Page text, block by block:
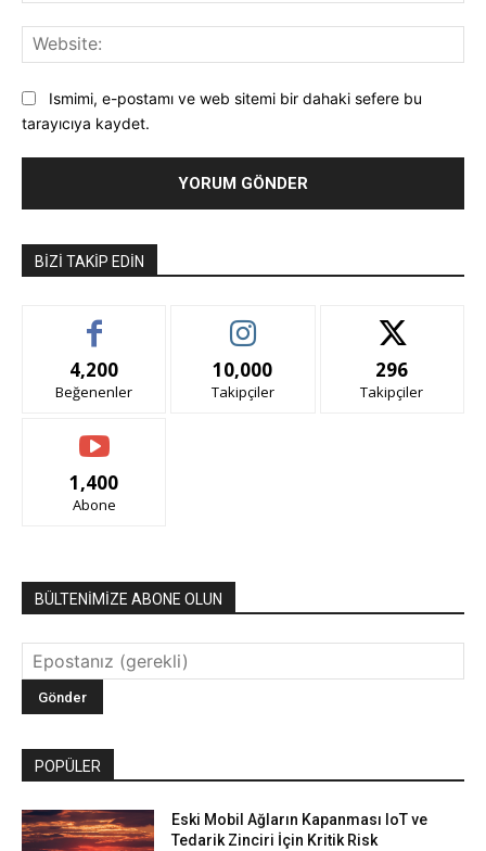
Ismimi, e-postamı ve web sitemi bir dahaki sefere bu
tarayıcıya kaydet.
BIZI TAKIP EDIN
4,200
Beğenenler
10,000
Takipçiler
296
Takipçiler
1,400
Abone
BÜLTENİMİZE ABONE OLUN
POPÜLER
Eski Mobil Ağların Kapanması IoT ve
Tedarik Zinciri İçin Kritik Risk